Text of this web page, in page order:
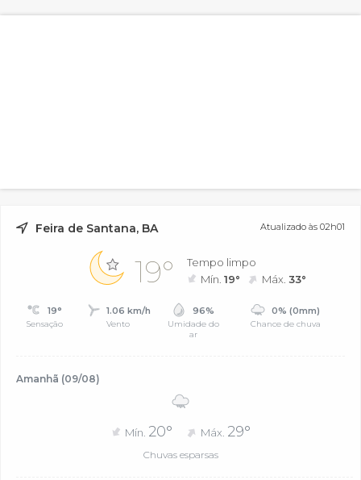
Feira de Santana, BA Atualizado às 02h01
19°
Tempo limpo
Mín.19° Máx.33°
19°
Sensação
1.06 km/h
Vento
96%
Umidade do
ar
0% (0mm)
Chance de chuva
Amanhã (09/08)
Mín. 20° Máx. 29°
Chuvas esparsas